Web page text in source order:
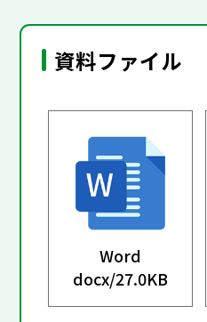
資料ファイル
Word
docx/27.0KB